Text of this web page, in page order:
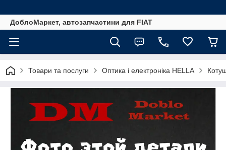
ДоблоМаркет, автозапчастини для FIAT
Товари та послуги Оптика і електроніка HELLA